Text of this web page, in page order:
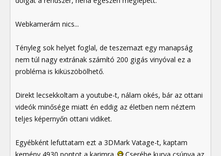
Webkamerám nics...
Tényleg sok helyet foglal, de teszemazt egy manapság
nem túl nagy extrának számító 200 gigás vinyóval ez a
probléma is kiküszöbölhető.
Direkt lecsekkoltam a youtube-t, nálam okés, bár az ottani
videók minősége miatt én eddig az életben nem néztem
teljes képernyőn ottani vidiket.
Egyébként lefuttatam ezt a 3DMark Vatage-t, kaptam